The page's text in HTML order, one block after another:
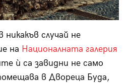
случай не
на Националната галерия
ѝ са завидни не само
в Двореца Буда,